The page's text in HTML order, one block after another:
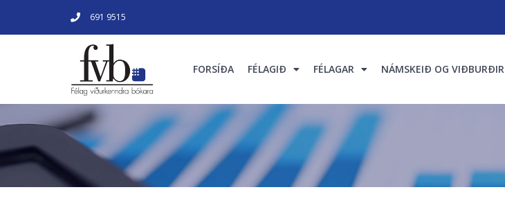
691 9515
FORSÍÐA FÉLAGIÐ FÉLAGAR NÁMSKEIÐ OG VIÐBURÐIR